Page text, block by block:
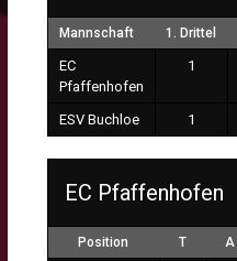
Mannschaft 1. Drittel
EC
Pfaffenhofen
1
ESV Buchloe 1
EC Pfaffenhofen
Position T A